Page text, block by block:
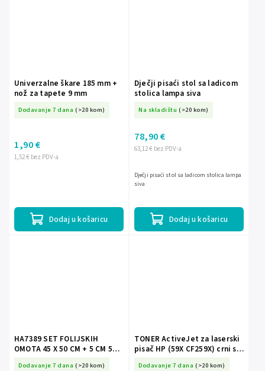
Univerzalne škare 185 mm +
nož za tapete 9 mm
Dodavanje 7 dana (>20 kom)
1,52 € bez PDV-a
1,90 €
Dodaj u košaricu
Dječji pisaći stol sa ladicom
stolica lampa siva
Na skladištu (>20 kom)
63,12 € bez PDV-a
78,90 €
Dodaj u košaricu
Dječji pisaći stol sa ladicom stolica lampa
siva
HA7389 SET FOLIJSKIH
OMOTA 45 X 50 CM + 5 CM 50
Dodavanje 7 dana (>20 kom)
TONER ActiveJet za laserski
pisač HP (59X CF259X) crni s
Dodavanje 7 dana (>20 kom)